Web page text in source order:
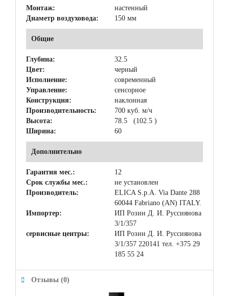
Монтаж:
настенный
Диаметр воздуховода:
150 мм
Общие
Глубина:
32.5
Цвет:
черный
Исполнение:
современный
Управление:
сенсорное
Конструкция:
наклонная
Производительность:
700 куб. м/ч
Высота:
78.5 (102.5 )
Ширина:
60
Дополнительно
Гарантия мес.:
12
Срок службы мес.:
не установлен
Производитель:
ELICA S.p.A. Via Dante 288
60044 Fabriano (AN) ITALY.
Импортер:
ИП Розин Д. И. Руссиянова
3/1/357
сервисные центры:
ИП Розин Д. И. Руссиянова
3/1/357 220141 тел. +375 29
185 55 24
Отзывы (0)